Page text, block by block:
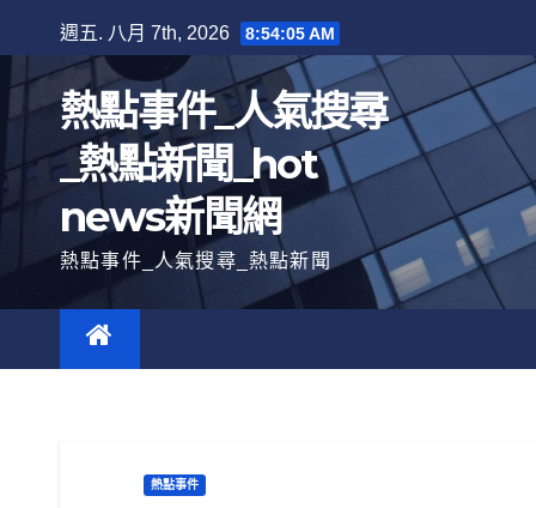
至
內
週五. 八月 7th, 2026 8:54:06 AM
熱點事件_人氣搜尋
_熱點新聞_hot
news新聞網
熱點事件_人氣搜尋_熱點新聞
熱點事件